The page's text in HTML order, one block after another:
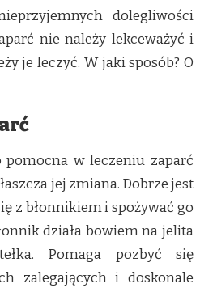
dolegliwości
nie należy lekceważyć i
je leczyć. W jaki sposób? O
pomocna w leczeniu zaparć
jej zmiana. Dobrze jest
z błonnikiem i spożywać go
działa bowiem na jelita
Pomaga pozbyć się
zalegających i doskonale